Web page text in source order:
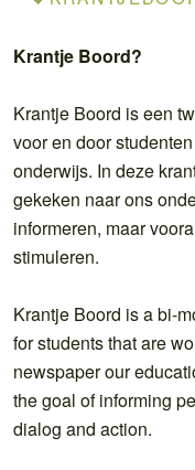
Krantje Boord?
Krantje Boord is een
voor en door
onderwijs. In deze
gekeken naar ons
informeren, maar
stimuleren.
Krantje Boord is a bi-
for students that are
newspaper our
the goal of informing
dialog and action.